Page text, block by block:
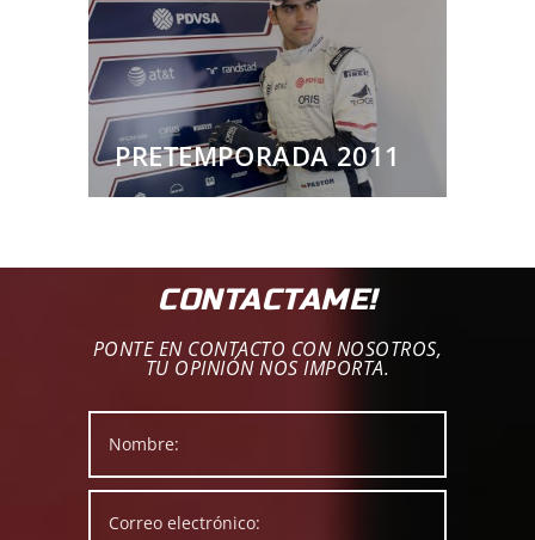
PRETEMPORADA 2011
CONTACTAME!
PONTE EN CONTACTO CON NOSOTROS,
TU OPINIÓN NOS IMPORTA.